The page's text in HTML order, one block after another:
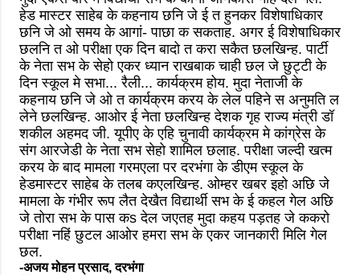
हेड मास्टर साहेब के कहनाय छनि जे ई त हुनकर विशेषाधिकार
छनि जे ओ समय के आगां- पाछा क सकताह. अगर ई विशेषाधिकार
छलनि त ओ परीक्षा एक दिन बादो त करा सकैत छलखिन्ह. पार्टी
के नेता सभ के सेहो एकर ध्यान राखबाक चाही छल जे छुट्टी के
दिन स्कूल मे सभा... रैली... कार्यक्रम होय. मुदा नेताजी के
कहनाय छनि जे ओ त कार्यक्रम करय के लेल पहिने स अनुमति ल
लेने छलखिन्ह. आओर ई नेता छलखिन्ह देशक गृह राज्य मंत्री डॉ
शकील अहमद जी. यूपीए के एहि चुनावी कार्यक्रम मे कांग्रेस के
संग आरजेडी के नेता सभ सेहो शामिल छलाह. परीक्षा जल्दी खत्म
करय के बाद मामला गरमएला पर दरभंगा के डीएम स्कूल के
हेडमास्टर साहेब के तलब कएलखिन्ह. ओम्हर खबर इहो अछि जे
मामला के गंभीर रूप लैत देखैत विद्यार्थी सभ के ई कहल गेल अछि
जे तोरा सभ के पास कs देल जएतह मुदा कहय पड़तह जे ककरो
परीक्षा नहिं छुटल आओर हमरा सभ के एकर जानकारी मिलि गेल
छल.
-अजय मोहन प्रसाद, दरभंगा